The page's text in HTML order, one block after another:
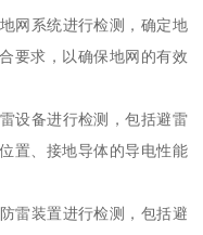
网系统进行检测，确定地
要求，以确保地网的有效
设备进行检测，包括避雷
置、接地导体的导电性能
雷装置进行检测，包括避